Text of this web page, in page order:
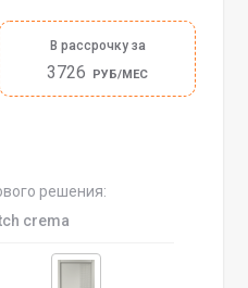
В рассрочку за
3726 РУБ/МЕС
решения:
crema